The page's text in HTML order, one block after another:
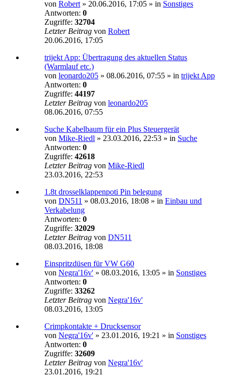
von Robert » 20.06.2016, 17:05 » in Sonstiges
Antworten: 0
Zugriffe: 32704
Letzter Beitrag von Robert
20.06.2016, 17:05
trijekt App: Übertragung des aktuellen Status
(Warmlauf etc.)
von leonardo205 » 08.06.2016, 07:55 » in trijekt App
Antworten: 0
Zugriffe: 44197
Letzter Beitrag von leonardo205
08.06.2016, 07:55
Suche Kabelbaum für ein Plus Steuergerät
von Mike-Riedl » 23.03.2016, 22:53 » in Suche
Antworten: 0
Zugriffe: 42618
Letzter Beitrag von Mike-Riedl
23.03.2016, 22:53
1.8t drosselklappenpoti Pin belegung
von DN511 » 08.03.2016, 18:08 » in Einbau und
Verkabelung
Antworten: 0
Zugriffe: 32029
Letzter Beitrag von DN511
08.03.2016, 18:08
Einspritzdüsen für VW G60
von Negra'16v' » 08.03.2016, 13:05 » in Sonstiges
Antworten: 0
Zugriffe: 33262
Letzter Beitrag von Negra'16v'
08.03.2016, 13:05
Crimpkontakte + Drucksensor
von Negra'16v' » 23.01.2016, 19:21 » in Sonstiges
Antworten: 0
Zugriffe: 32609
Letzter Beitrag von Negra'16v'
23.01.2016, 19:21